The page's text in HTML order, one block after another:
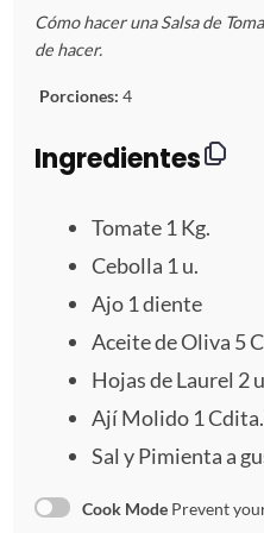
r
e
l
l
a
s
r
l
l
a
s
t
r
l
l
a
s
s
t
r
e
l
l
a
s
s
t
r
l
l
a
Cómo hacer una Salsa de
de hacer.
Porciones: 4
Ingredientes
Tomate 1 Kg.
Cebolla 1 u.
Ajo 1diente
Aceite de Oliva 5
Hojas de Laurel 2
Ají Molido 1 Cdita.
Sal y Pimienta a
Cook Mode Prevent